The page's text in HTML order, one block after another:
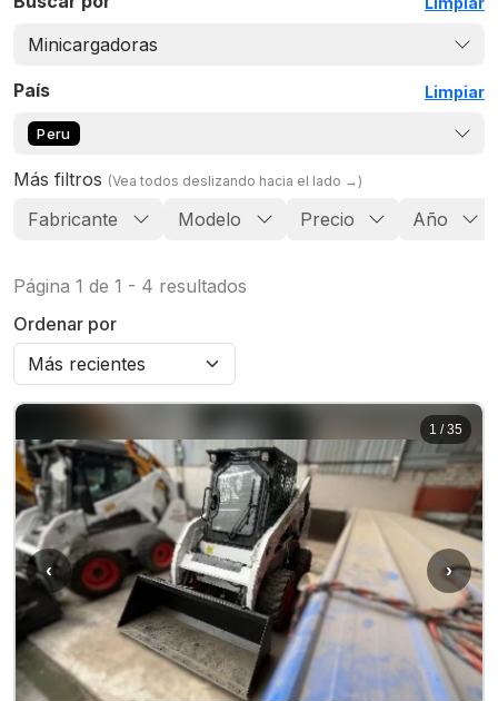
Minicargadoras
País Limpiar
Peru
Más filtros (Vea todos deslizando hacia el lado →)
Fabricante Modelo Precio Año
Página 1 de 1 - 4 resultados
Ordenar por
‹ ›
1 /35